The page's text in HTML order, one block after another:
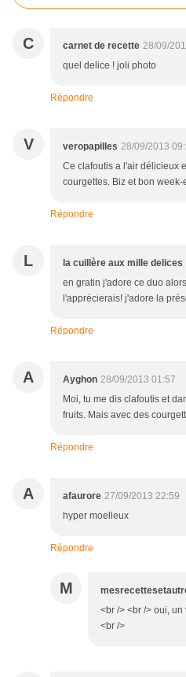
C carnet de recette 28/09/
quel delice ! joli photo
Répondre
V veropapilles 28/09/2013
Ce clafoutis a l'air délicieux
courgettes. Biz et bon week-
Répondre
L la cuillère aux mille delices
en gratin j'adore ce duo
l'apprécierais! j'adore la
Répondre
A Ayghon 28/09/2013 01:57
Moi, tu me dis clafoutis et
fruits. Mais avec des
Répondre
A afaurore 27/09/2013 22:59
hyper moelleux
Répondre
M
<br /> <br /> oui, un
<br />